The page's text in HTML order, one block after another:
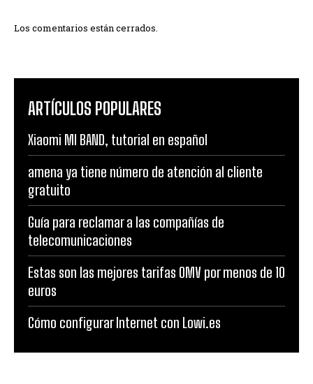
Los comentarios están cerrados.
ARTÍCULOS POPULARES
Xiaomi MI BAND, tutorial en español
amena ya tiene número de atención al cliente
gratuito
Guía para reclamar a las compañías de
telecomunicaciones
Estas son las mejores tarifas OMV por menos de 10
euros
Cómo configurar Internet con Lowi.es